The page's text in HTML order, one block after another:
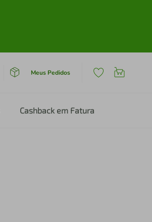
Meus Pedidos
Cashback em Fatura